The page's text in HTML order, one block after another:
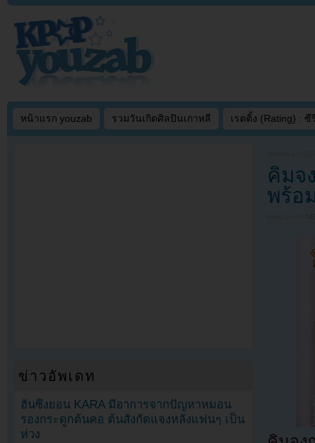
หน้าแรก youzab รวมวันเกิดศิลปินเกาหลี เรตติ้ง (Rating) : ซี
คิมจ
พร้อ
ข่าวอัพเดท
ฮันซึงยอน KARA มีอาการจากปัญหาหมอน
รองกระดูกต้นคอ ต้นสังกัดแจงหลังแฟนๆ เป็น
ห่วง